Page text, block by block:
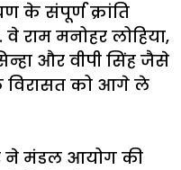
के संपूर्ण क्रांति
. वे राम मनोहर लोहिया,
और वीपी सिंह जैसे
विरासत को आगे ले
ने मंडल आयोग की